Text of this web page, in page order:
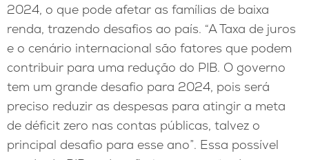
2024, o que pode afetar as famílias de baixa
renda, trazendo desafios ao país. “A Taxa de juros
e o cenário internacional são fatores que podem
contribuir para uma redução do PIB. O governo
tem um grande desafio para 2024, pois será
preciso reduzir as despesas para atingir a meta
de déficit zero nas contas públicas, talvez o
principal desafio para esse ano”. Essa possível